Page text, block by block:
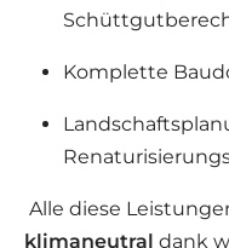
Komplette
Alle diese
klimaneutral dank